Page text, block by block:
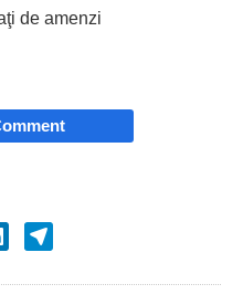
de amenzi